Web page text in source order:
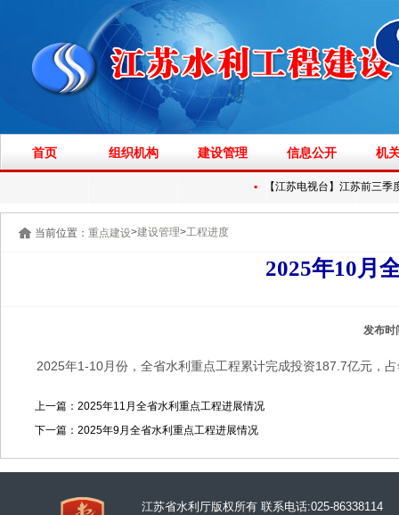
首页 组织机构 建设管理 信息公开 机
【江苏电视台】江苏前三季
当前位置： 重点建设>建设管理>工程进度
2025年10月
发布时
2025年1-10月份，全省水利重点工程累计完成投资187.7亿元，
上一篇：2025年11月全省水利重点工程进展情况
下一篇：2025年9月全省水利重点工程进展情况
江苏省水利厅版权所有 联系电话:025-86338114